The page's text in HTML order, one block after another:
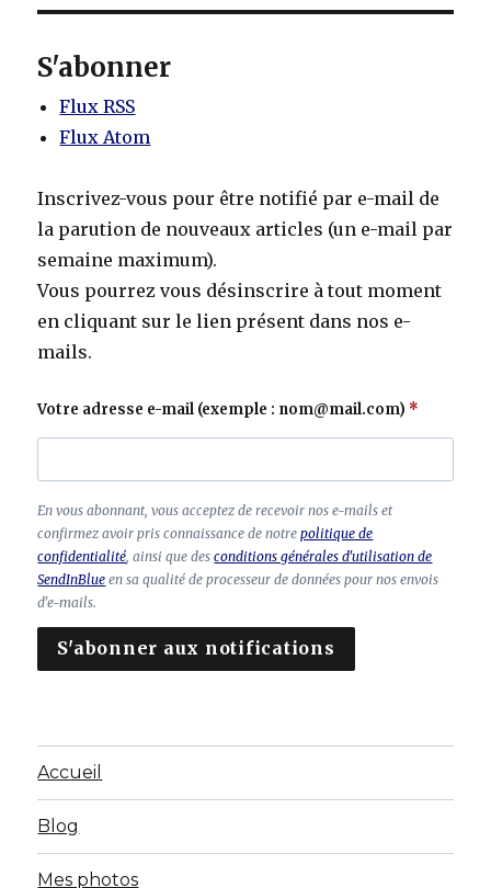
S'abonner
Flux RSS
Flux Atom
Inscrivez-vous pour être notifié par e-mail de
la parution de nouveaux articles (un e-mail par
semaine maximum).
Vous pourrez vous désinscrire à tout moment
en cliquant sur le lien présent dans nos e-
mails.
Votre adresse e-mail (exemple : nom@mail.com)
C
h
a
m
p
à
r
vi
d
e
En vous abonnant, vous acceptez de recevoir nos e-mails et
confirmez avoir pris connaissance de notrepolitique de
confidentialité , ainsi que desconditions générales d'utilisation de
SendInBlue en sa qualité de processeur de données pour nos envois
d'e-mails.
S'abonner aux notifications
Accueil
Blog
Mes photos